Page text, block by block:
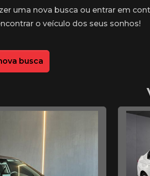
uma nova busca ou entrar em
o veículo dos seus sonhos!
busca